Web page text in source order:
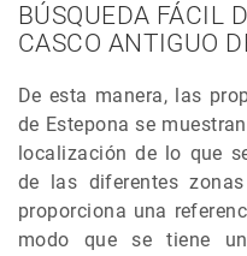
BÚSQUEDA FÁCIL
CASCO ANTIGUO
De esta manera, las
de Estepona se
localización de lo que
de las diferentes
proporciona una
modo que se tiene